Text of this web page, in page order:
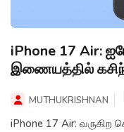
iPhone 17 Air:
இணையத்தில்
MUTHUKRISHNAN
iPhone 17 Air: வருகிற